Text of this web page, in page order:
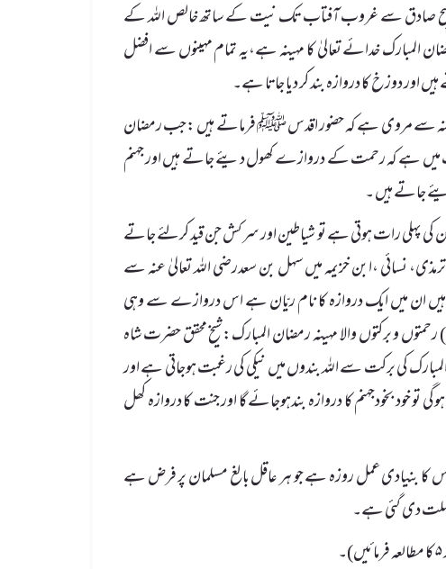
صادق سے غروب آفتاب تک نیت کے ساتھ خالص اللہ کے
خدائے تعالیٰ کا مہینہ ہے،یہ تمام مہینوں سے افضل
دوزخ کا دروازہ بند کر دیا جاتا ہے۔
عنہ سے مروی ہے کہ حضور اقدس ﷺ فرماتے ہیں :جب رمضان
ہے کہ رحمت کے دروازے کھول دیئے جاتے ہیں اور جہنم
جاتے ہیں ۔
کی پہلی رات ہوتی ہے تو شیاطین اور سرکش جن قید کرلئے جاتے
نسائی ،ابن خزیمہ میں سہل بن سعدرضی اللہ تعالیٰ عنہ سے
میں ایک دروازہ کا نام ریّان ہے اس دروازے سے وہی
جائیں گے جو روزہ رکھتے ہیں۔(بہار شریعت جلد 5، صفحہ76 – 77) رحمتوں و برکتوں والا مہینہ رمضان المبارک:شیخ محقق حضرت شاہ
کی برکت سے اللہ بندوں میں نیکی کی رغبت ہوجاتی ہے اور
تو خود بخودجہنم کا دروازہ بندہوجائے گا اور جنت کا دروازہ کھل
کا بنیادی عمل روزہ ہے جو ہر عاقل بالغ مسلمان پر فرض ہے
مہلت دی گئی ہے۔